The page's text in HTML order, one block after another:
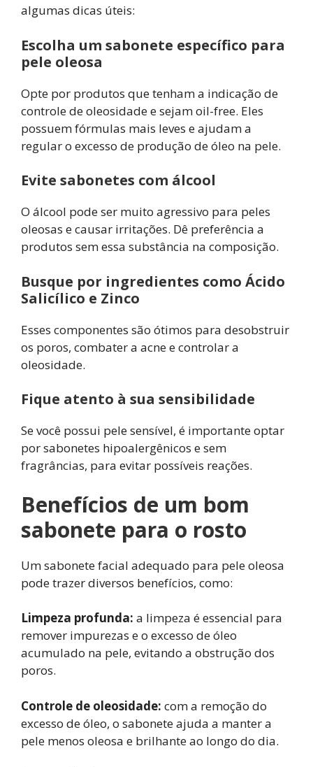
algumas dicas úteis:
Escolha um sabonete específico para
pele oleosa
Opte por produtos que tenham a indicação de
controle de oleosidade e sejam oil-free. Eles
possuem fórmulas mais leves e ajudam a
regular o excesso de produção de óleo na pele.
Evite sabonetes com álcool
O álcool pode ser muito agressivo para peles
oleosas e causar irritações. Dê preferência a
produtos sem essa substância na composição.
Busque por ingredientes como Ácido
Salicílico e Zinco
Esses componentes são ótimos para desobstruir
os poros, combater a acne e controlar a
oleosidade.
Fique atento à sua sensibilidade
Se você possui pele sensível, é importante optar
por sabonetes hipoalergênicos e sem
fragrâncias, para evitar possíveis reações.
Benefícios de um bom
sabonete para o rosto
Um sabonete facial adequado para pele oleosa
pode trazer diversos benefícios, como:
Limpeza profunda: a limpeza é essencial para
remover impurezas e o excesso de óleo
acumulado na pele, evitando a obstrução dos
poros.
Controle de oleosidade: com a remoção do
excesso de óleo, o sabonete ajuda a manter a
pele menos oleosa e brilhante ao longo do dia.